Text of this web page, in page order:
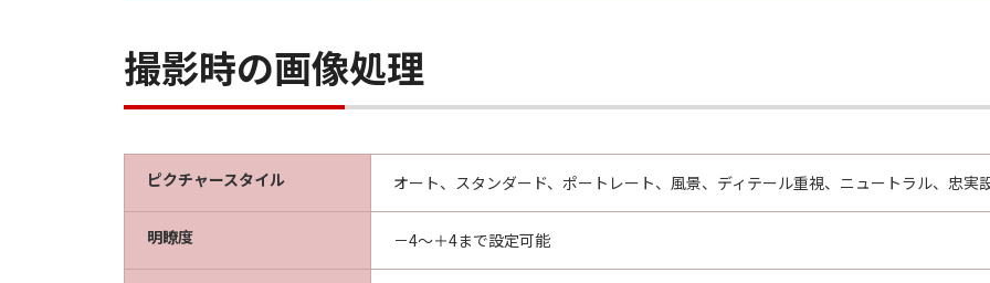
撮影時の画像処理
ピクチャースタイル オート、スタンダード、ポートレート、風景、ディテール重視、ニュートラル、忠実
明瞭度 －4～＋4まで設定可能